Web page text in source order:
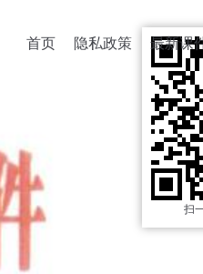
首页 隐私政策 最新课
扫